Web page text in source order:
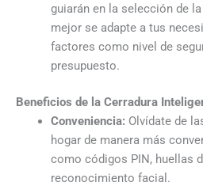
guiarán en la selección de
mejor se adapte a tus
factores como nivel de
presupuesto.
Beneficios de la Cerradura
Conveniencia: Olvídate de
hogar de manera más
como códigos PIN, huellas
reconocimiento facial.